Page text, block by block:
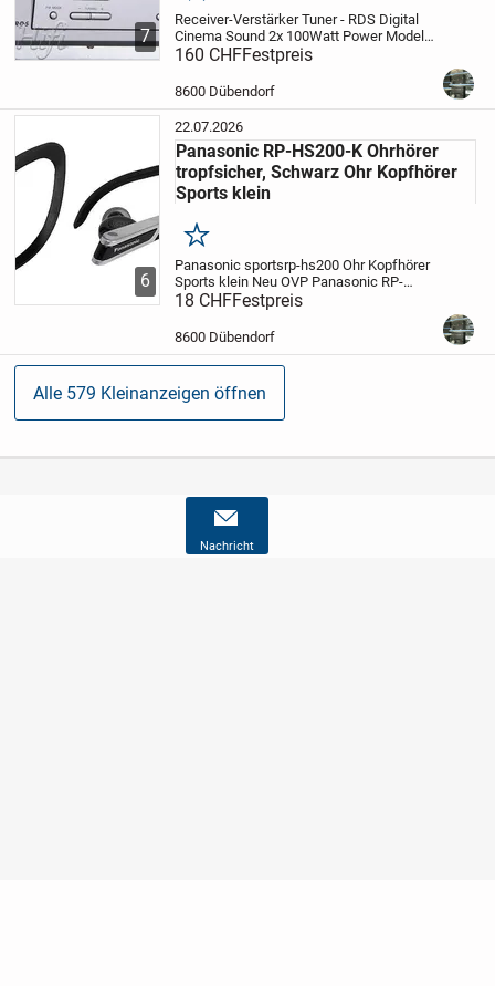
Nachricht
7
Receiver-Verstärker Tuner - RDS Digital
Cinema Sound 2x 100Watt Power Modell:
STR -DE 595 Serie NR: 5536545
inkl. Fernbedienung
Zubehör Funktionstest guter...
160 CHFFestpreis
8600 Dübendorf
6
22.07.2026
Panasonic RP-HS200-K Ohrhörer
tropfsicher, Schwarz Ohr Kopfhörer
Sports klein
Merken
Panasonic sportsrp-hs200 Ohr Kopfhörer
Sports klein Neu OVP Panasonic RP-
HS200-K Ohrhörer tropfsicher, Schwarz
Wir senden auch per post zu Fr. 12.50
Versand Konto Daten im end Bild
18 CHFFestpreis
8600 Dübendorf
Alle 579 Kleinanzeigen öffnen